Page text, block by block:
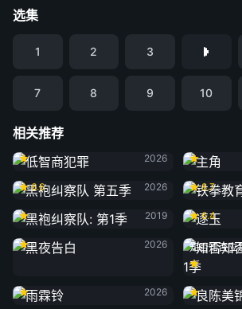
选集
1 2 3
7 8 9 10
相关推荐
低智商犯罪
2026
黑袍纠察队 第五季
6.6
2026
铁拳教育
8.7
黑袍纠察队: 第1季
2019
逐玉
6.4
黑夜告白
2026
知否知否应
2026
良陈美锦